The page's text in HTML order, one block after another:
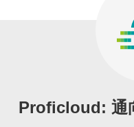
Proficloud: 通